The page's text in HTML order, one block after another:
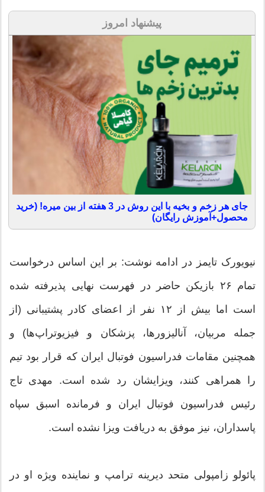
پیشنهاد امروز
جای هر زخم و بخیه با این روش در 3 هفته از بین میره! (خرید
محصول+آموزش رایگان)
نیویورک تایمز در ادامه نوشت: بر این اساس درخواست
تمام ۲۶ بازیکن حاضر در فهرست نهایی پذیرفته شده
است اما بیش از ۱۲ نفر از اعضای کادر پشتیبانی (از
جمله مربیان، آنالیزورها، پزشکان و فیزیوتراپ‌ها) و
همچنین مقامات فدراسیون فوتبال ایران که قرار بود تیم
را همراهی کنند، ویزایشان رد شده‌ است. مهدی تاج
رئیس فدراسیون فوتبال ایران و فرمانده اسبق سپاه
پاسداران، نیز موفق به دریافت ویزا نشده است.
پائولو زامپولی متحد دیرینه ترامپ و نماینده ویژه او در